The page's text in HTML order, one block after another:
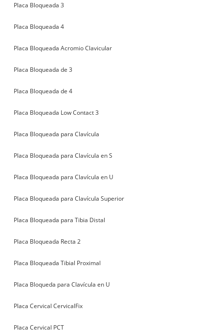
Placa Bloqueada 3
Placa Bloqueada 4
Placa Bloqueada Acromio Clavicular
Placa Bloqueada de 3
Placa Bloqueada de 4
Placa Bloqueada Low Contact 3
Placa Bloqueada para Clavícula
Placa Bloqueada para Clavícula en S
Placa Bloqueada para Clavícula en U
Placa Bloqueada para Clavícula Superior
Placa Bloqueada para Tibia Distal
Placa Bloqueada Recta 2
Placa Bloqueada Tibial Proximal
Placa Bloqueda para Clavícula en U
Placa Cervical CervicalFix
Placa Cervical PCT